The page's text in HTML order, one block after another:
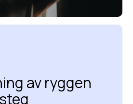
av ryggen